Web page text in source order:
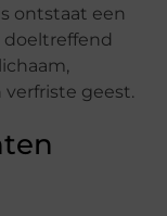
ontstaat een
geest.